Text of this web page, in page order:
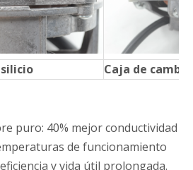
Caja de
puro: 40% mejor conductividad
de funcionamiento
y vida útil prolongada.